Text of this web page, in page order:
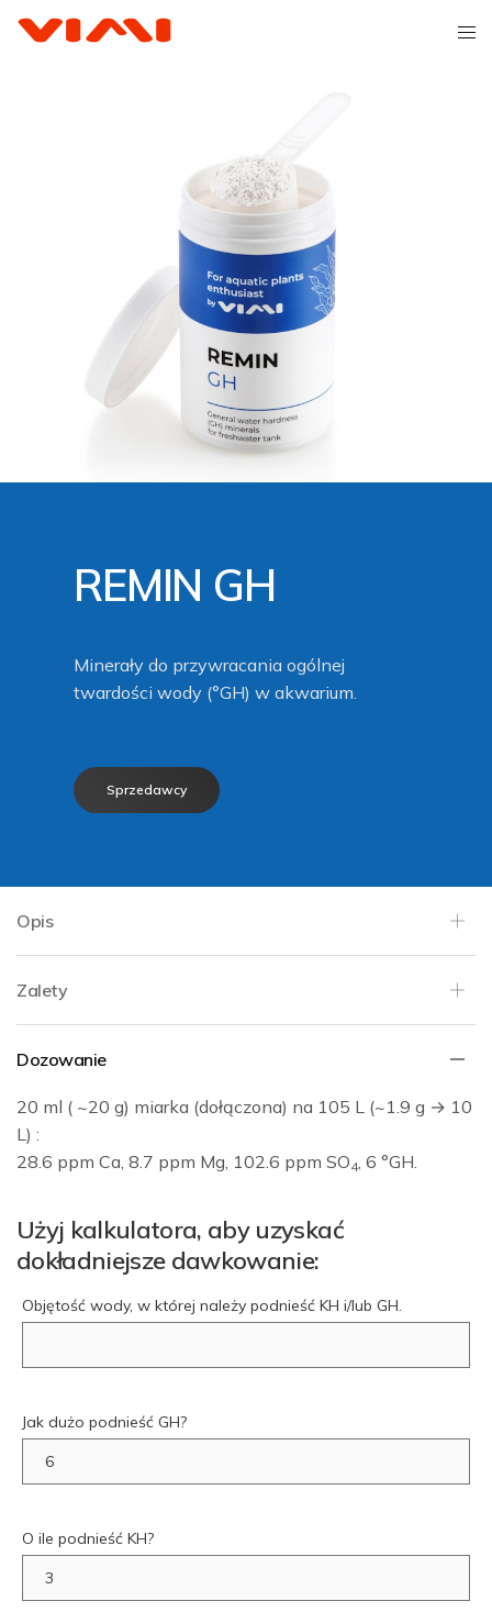
REMIN GH
Minerały do przywracania ogólnej
twardości wody (°GH) w akwarium.
Sprzedawcy
Opis
Zalety
Dozowanie
20 ml ( ~20 g) miarka (dołączona) na 105 L (~1.9 g → 10
L) :
28.6 ppm Ca, 8.7 ppm Mg, 102.6 ppm SO4, 6 °GH.
Użyj kalkulatora, aby uzyskać
dokładniejsze dawkowanie:
Objętość wody, w której należy podnieść KH i/lub GH.
Jak dużo podnieść GH?
O ile podnieść KH?